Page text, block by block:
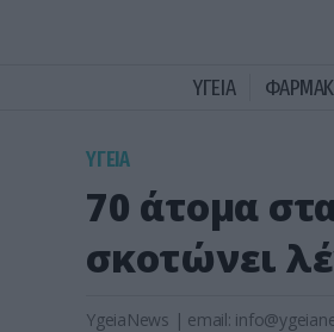
ΥΓΕΙΑ
ΥΓΕΙΑ
70 άτομα
σκοτώνει
YgeiaNews | email: